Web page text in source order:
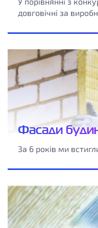
довговічні за
Фасади
За 6 років ми